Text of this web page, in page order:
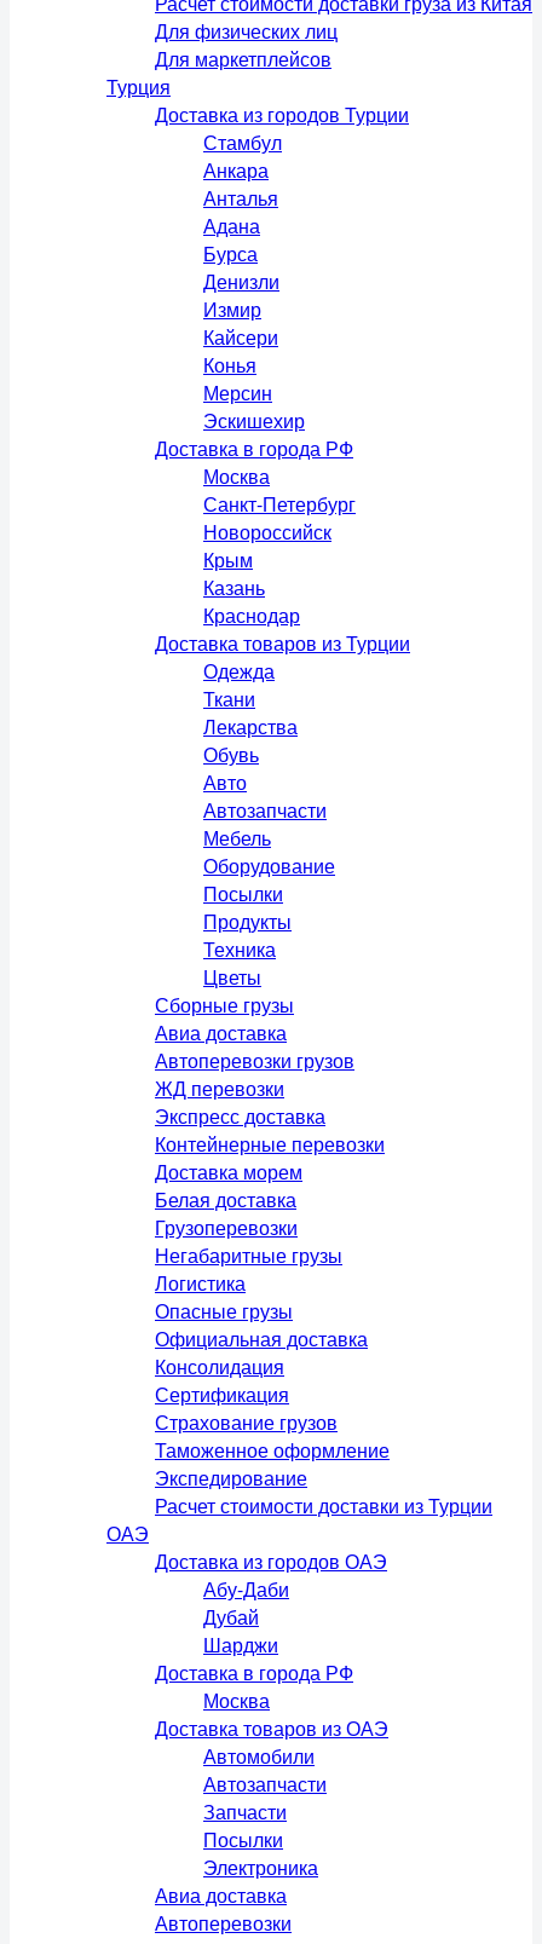
Для физических лиц
Для маркетплейсов
Турция
Доставка из городов Турции
Стамбул
Анкара
Анталья
Адана
Бурса
Денизли
Измир
Кайсери
Конья
Мерсин
Эскишехир
Доставка в города РФ
Москва
Санкт-Петербург
Новороссийск
Крым
Казань
Краснодар
Доставка товаров из Турции
Одежда
Ткани
Лекарства
Обувь
Авто
Автозапчасти
Мебель
Оборудование
Посылки
Продукты
Техника
Цветы
Сборные грузы
Авиа доставка
Автоперевозки грузов
ЖД перевозки
Экспресс доставка
Контейнерные перевозки
Доставка морем
Белая доставка
Грузоперевозки
Негабаритные грузы
Логистика
Опасные грузы
Официальная доставка
Консолидация
Сертификация
Страхование грузов
Таможенное оформление
Экспедирование
Расчет стоимости доставки из Турции
ОАЭ
Доставка из городов ОАЭ
Абу-Даби
Дубай
Шарджи
Доставка в города РФ
Москва
Доставка товаров из ОАЭ
Автомобили
Автозапчасти
Запчасти
Посылки
Электроника
Авиа доставка
Автоперевозки